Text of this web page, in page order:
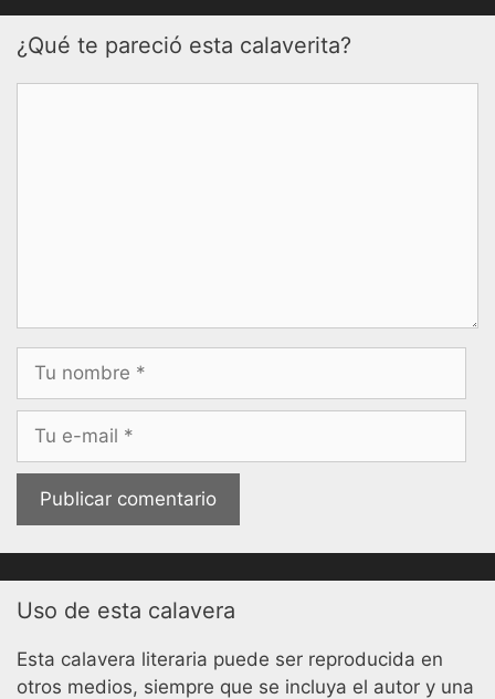
¿Qué te pareció esta calaverita?
electrónico
Uso de esta calavera
Esta calavera literaria puede ser reproducida en
otros medios, siempre que se incluya el autor y una